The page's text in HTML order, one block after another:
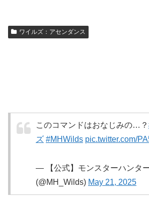
ワイルズ：アセンダンス
このコマンドはおなじみの…？
ズ #MHWilds pic.twitter.com/
— 【公式】モンスターハンタ
(@MH_Wilds) May 21, 2025